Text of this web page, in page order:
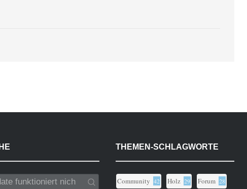
THEMEN-SCHLAGWORTE
Community 42 Holz 29 Forum 28